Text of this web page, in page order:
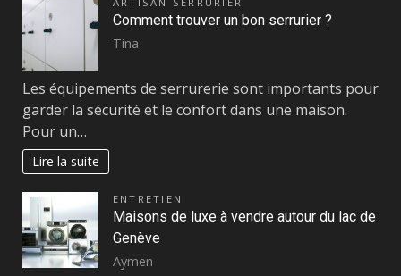
Comment trouver un bon serrurier ?
Tina
Les équipements de serrurerie sont importants pour
garder la sécurité et le confort dans une maison.
Pour un…
Lire la suite
ENTRETIEN
Maisons de luxe à vendre autour du lac de
Genève
Aymen